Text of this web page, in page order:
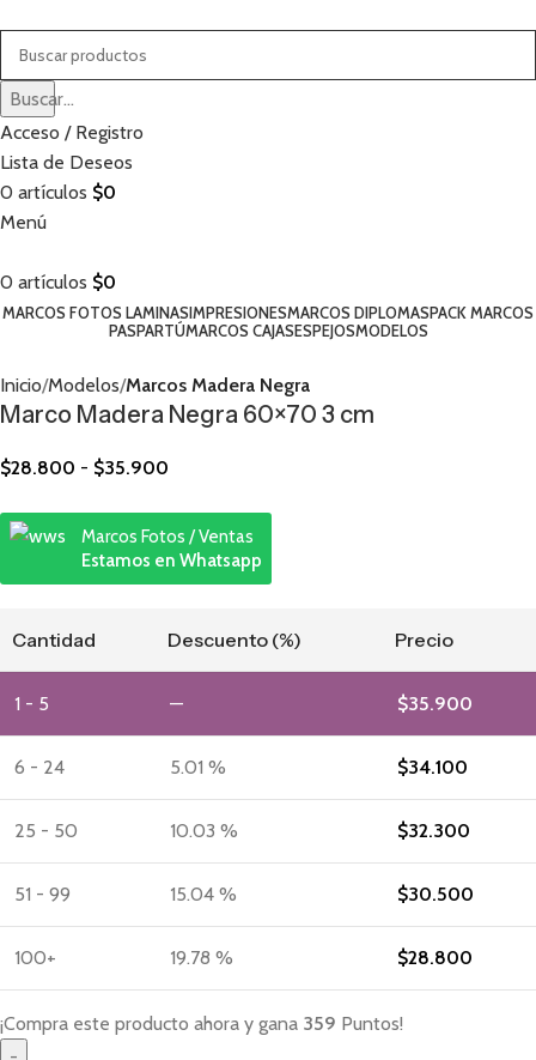
Buscar...
Acceso / Registro
Lista de Deseos
0 artículos $0
Menú
0 artículos $0
MARCOS FOTOS LAMINASIMPRESIONESMARCOS DIPLOMASPACK MARCOS
PASPARTÚMARCOS CAJASESPEJOSMODELOS
Inicio Modelos Marcos Madera Negra
Marco Madera Negra 60×70 3 cm
$28.800 - $35.900
Marcos Fotos / Ventas
Estamos en Whatsapp
Cantidad Descuento (%) Precio
1 - 5 — $35.900
6 - 24 5.01 % $34.100
25 - 50 10.03 % $32.300
51 - 99 15.04 % $30.500
100+ 19.78 % $28.800
¡Compra este producto ahora y gana 359 Puntos!